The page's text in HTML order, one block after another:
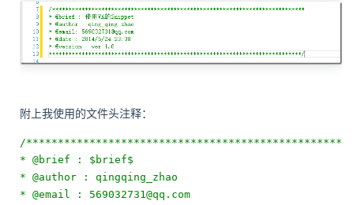
附上我使用的文件头注释：
/
* @brief : $brief$
* @author : qingqing_zhao
* @email : 569032731@qq.com